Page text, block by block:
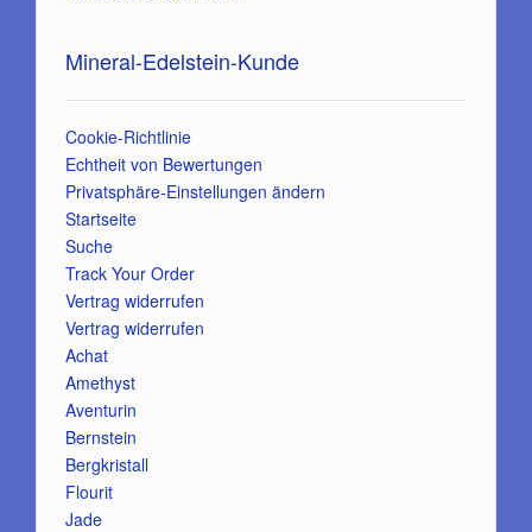
Mineral-Edelstein-Kunde
Cookie-Richtlinie
Echtheit von Bewertungen
Privatsphäre-Einstellungen ändern
Startseite
Suche
Track Your Order
Vertrag widerrufen
Vertrag widerrufen
Achat
Amethyst
Aventurin
Bernstein
Bergkristall
Flourit
Jade